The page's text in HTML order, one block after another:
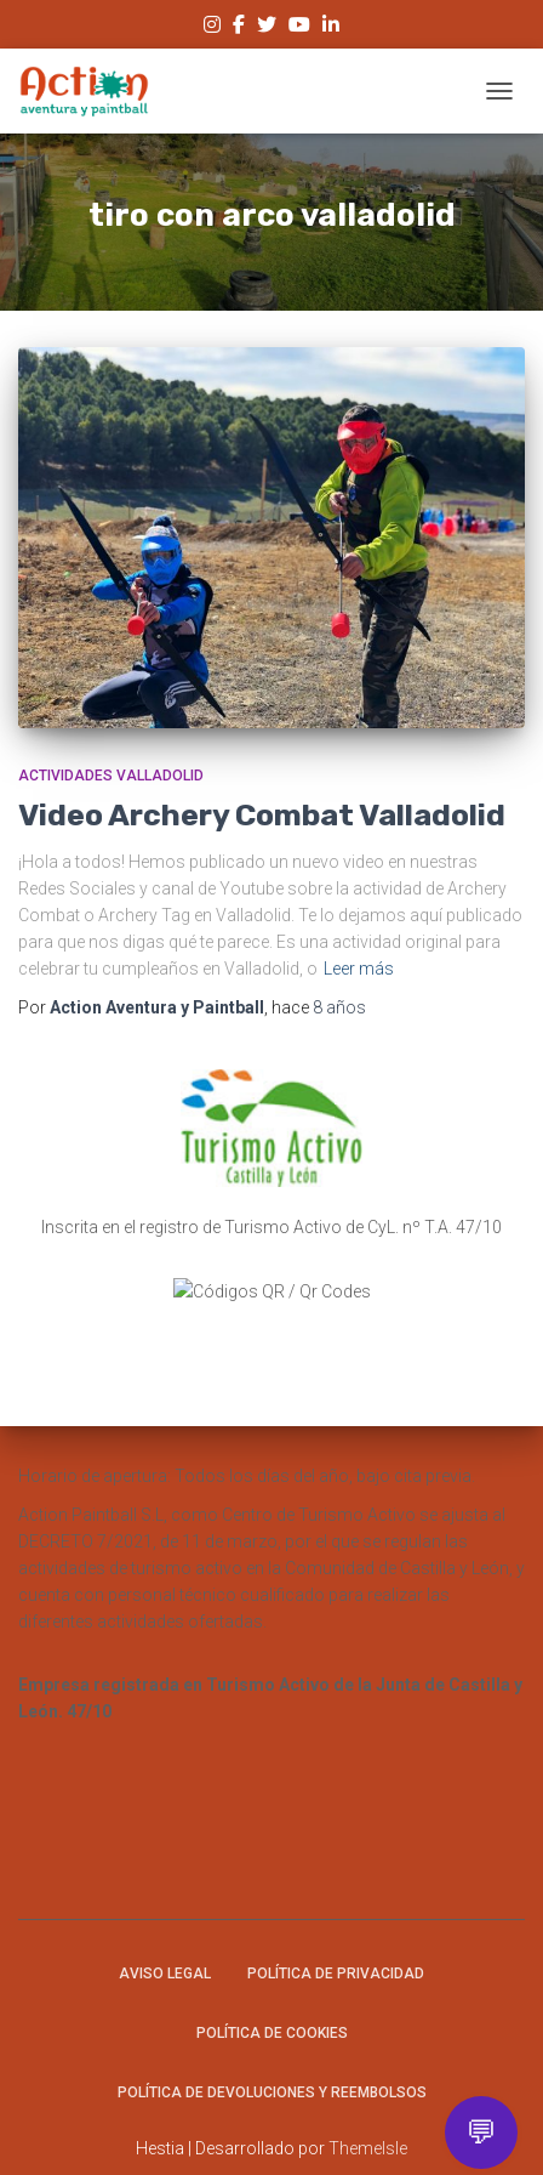
tiro con arco valladolid
ACTIVIDADES VALLADOLID
Video Archery Combat Valladolid
¡Hola a todos! Hemos publicado un nuevo video en nuestras
Redes Sociales y canal de Youtube sobre la actividad de Archery
Combat o Archery Tag en Valladolid. Te lo dejamos aquí publicado
para que nos digas qué te parece. Es una actividad original para
celebrar tu cumpleaños en Valladolid, o Leer más
PorAction Aventura y Paintball , hace 8 años
Inscrita en el registro de Turismo Activo de CyL. nº T.A. 47/10
Horario de apertura: Todos los días del año, bajo cita previa.
Action Paintball S.L, como Centro de Turismo Activo se ajusta al
DECRETO 7/2021, de 11 de marzo, por el que se regulan las
actividades de turismo activo en la Comunidad de Castilla y León, y
cuenta con personal técnico cualificado para realizar las
diferentes actividades ofertadas.
Empresa registrada en Turismo Activo de la Junta de Castilla y
León. 47/10
AVISO LEGAL POLÍTICA DE PRIVACIDAD
POLÍTICA DE COOKIES
POLÍTICA DE DEVOLUCIONES Y REEMBOLSOS
Hestia | Desarrollado porThemeIsle 💬